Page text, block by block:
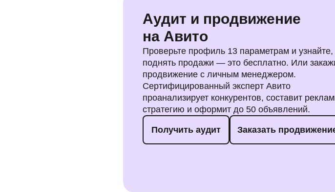
Аудит и продвижение
на Авито
Проверьте профиль 13 параметрам и узнайте,
поднять продажи — это бесплатно. Или
продвижение с личным менеджером.
Сертифицированный эксперт Авито
проанализирует конкурентов, составит
стратегию и оформит до 50 объявлений.
Получить аудит Заказать